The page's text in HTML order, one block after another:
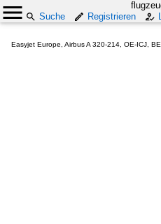
Suche
Registrieren
Easyjet Europe, Airbus A 320-214, OE-ICJ,